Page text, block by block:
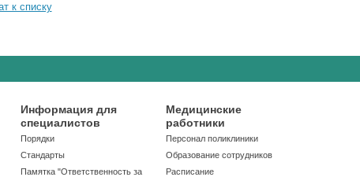
к списку
Информация для
специалистов
Порядки
Стандарты
Памятка "Ответственность за
Медицинские
работники
Персонал поликлиники
Образование сотрудников
Расписание